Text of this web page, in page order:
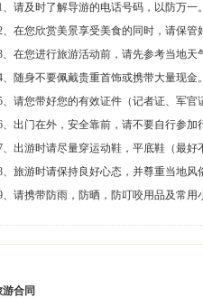
、请及时了解导游的电话号码，以防万一。
、在您欣赏美景享受美食的同时，请保管
、在您进行旅游活动前，请先参考当地天
、随身不要佩戴贵重首饰或携带大量现金。
、请您带好您的有效证件（记者证、军官
、出门在外，安全靠前，请不要自行参加
、出游时请尽量穿运动鞋，平底鞋（最好
、旅游时请保持良好心态，并尊重当地风
、请携带防雨，防晒，防叮咬用品及常用
合同